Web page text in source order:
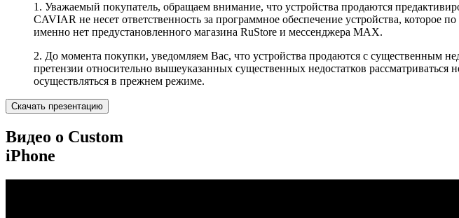
1. Уважаемый покупатель, обращаем внимание, что устройства продаются
CAVIAR не несет ответственность за программное обеспечение устройства, которое
именно нет предустановленного магазина RuStore и мессенджера MAX.
2. До момента покупки, уведомляем Вас, что устройства продаются с существенным
претензии относительно вышеуказанных существенных недостатков
осуществляться в прежнем режиме.
Скачать презентацию
Видео о Custom
iPhone